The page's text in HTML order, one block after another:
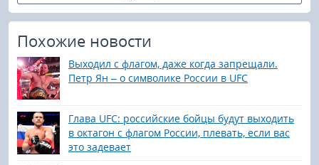
Похожие новости
Выходил с флагом, даже когда запрещали.
Петр Ян – о символике России в UFC
Глава UFC: российские бойцы будут выходить
в октагон с флагом России, плевать, если вас
это задевает